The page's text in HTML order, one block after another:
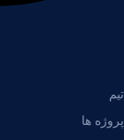
تیم
پروژه ها